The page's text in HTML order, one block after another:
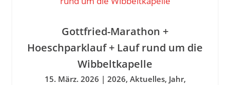
Gottfried-Marathon +
Hoeschparklauf + Lauf rund um die
Wibbeltkapelle
15. März. 2026 | 2026, Aktuelles, Jahr,